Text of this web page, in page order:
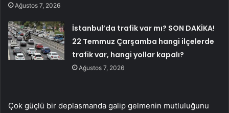
Ağustos 7, 2026
İstanbul’da trafik var mı? SON DAKİKA!
22 Temmuz Çarşamba hangi ilçelerde
trafik var, hangi yollar kapalı?
Ağustos 7, 2026
Çok güçlü bir deplasmanda galip gelmenin mutluluğunu